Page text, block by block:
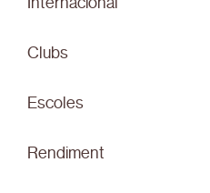
Clubs
Escoles
Rendiment